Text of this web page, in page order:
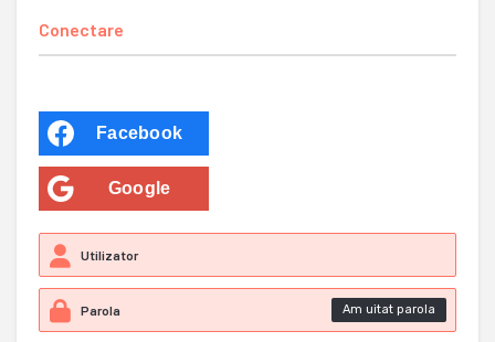
Conectare
Facebook
Google
Am uitat parola